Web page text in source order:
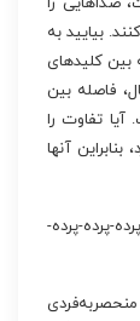
بیایید به
بین کلیدهای
فاصله بین
تفاوت را
آنها
پرده-پرده-